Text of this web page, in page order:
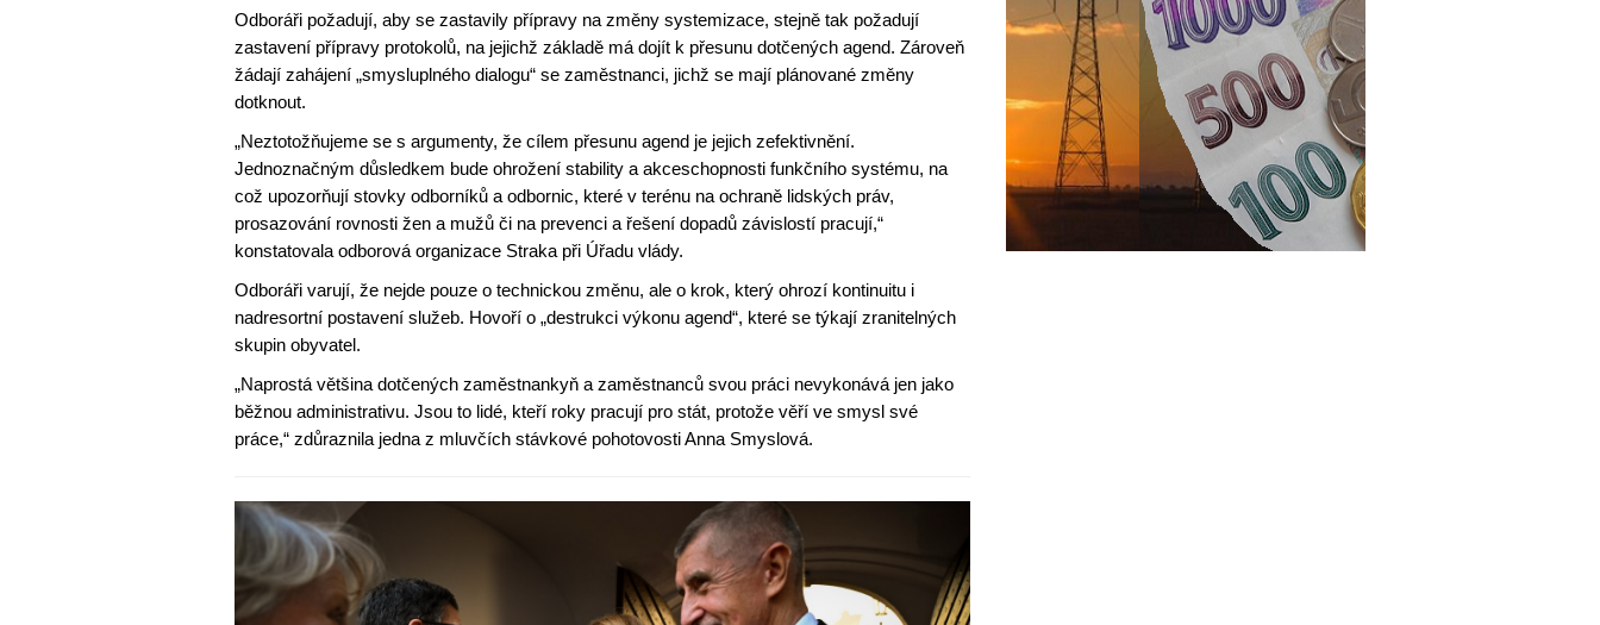
Odboráři požadují, aby se zastavily přípravy na změny systemizace, stejně tak požadují
zastavení přípravy protokolů, na jejichž základě má dojít k přesunu dotčených agend. Zároveň
žádají zahájení „smysluplného dialogu“ se zaměstnanci, jichž se mají plánované změny
dotknout.
„Neztotožňujeme se s argumenty, že cílem přesunu agend je jejich zefektivnění.
Jednoznačným důsledkem bude ohrožení stability a akceschopnosti funkčního systému, na
což upozorňují stovky odborníků a odbornic, které v terénu na ochraně lidských práv,
prosazování rovnosti žen a mužů či na prevenci a řešení dopadů závislostí pracují,“
konstatovala odborová organizace Straka při Úřadu vlády.
Odboráři varují, že nejde pouze o technickou změnu, ale o krok, který ohrozí kontinuitu i
nadresortní postavení služeb. Hovoří o „destrukci výkonu agend“, které se týkají zranitelných
skupin obyvatel.
„Naprostá většina dotčených zaměstnankyň a zaměstnanců svou práci nevykonává jen jako
běžnou administrativu. Jsou to lidé, kteří roky pracují pro stát, protože věří ve smysl své
práce,“ zdůraznila jedna z mluvčích stávkové pohotovosti Anna Smyslová.